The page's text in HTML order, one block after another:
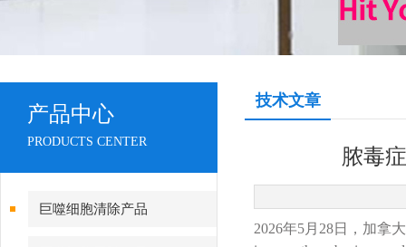
产品中心
PRODUCTS CENTER
巨噬细胞清除产品
技术文章
脓毒
2026年5月28日，加拿